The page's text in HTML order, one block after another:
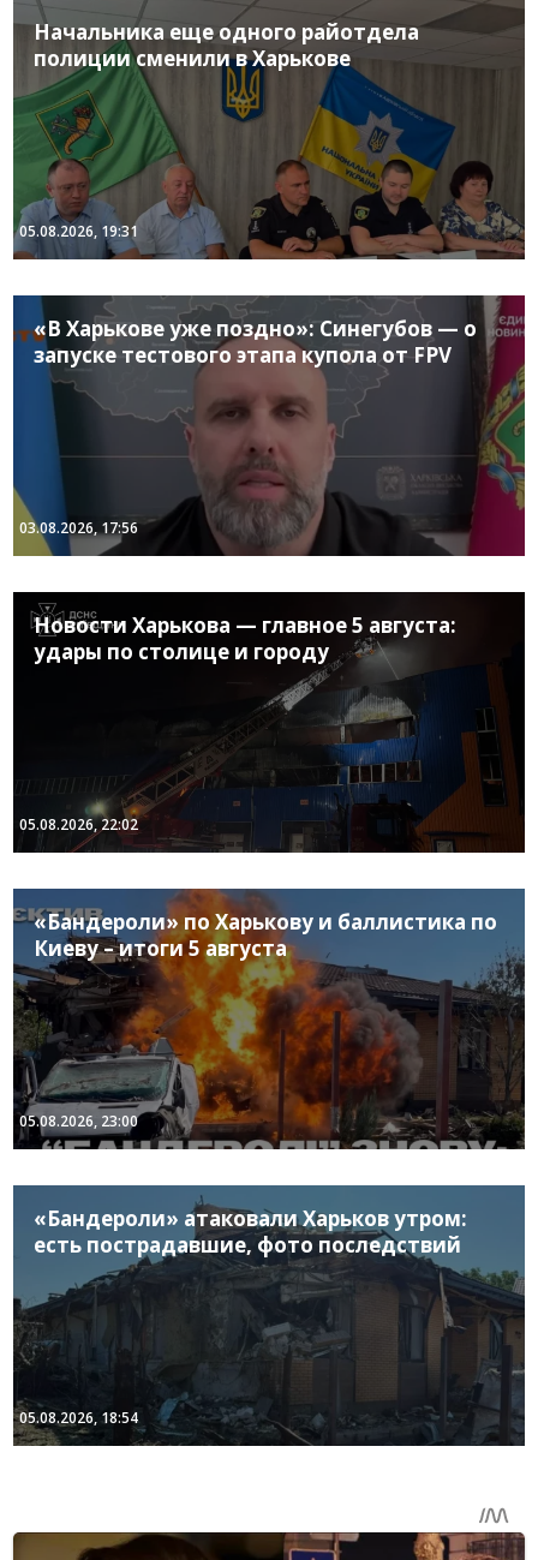
Начальника еще одного райотдела
полиции сменили в Харькове
05.08.2026, 19:31
«В Харькове уже поздно»: Синегубов — о
запуске тестового этапа купола от FPV
03.08.2026, 17:56
Новости Харькова — главное 5 августа:
удары по столице и городу
05.08.2026, 22:02
«Бандероли» по Харькову и баллистика по
Киеву – итоги 5 августа
05.08.2026, 23:00
«Бандероли» атаковали Харьков утром:
есть пострадавшие, фото последствий
05.08.2026, 18:54